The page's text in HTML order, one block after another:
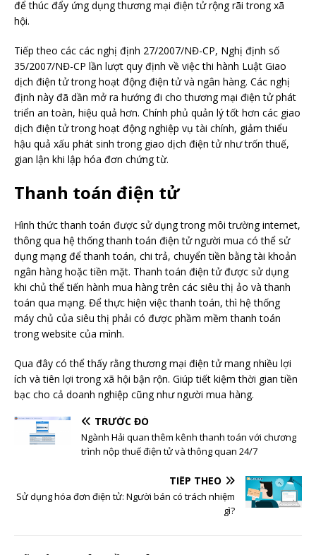
để thúc đẩy ứng dụng thương mại điện tử rộng rãi trong xã
hội.
Tiếp theo các các nghị định 27/2007/NĐ-CP, Nghị định số
35/2007/NĐ-CP lần lượt quy định về việc thi hành Luật Giao
dịch điện tử trong hoạt động điện tử và ngân hàng. Các nghị
định này đã dần mở ra hướng đi cho thương mại điện tử phát
triển an toàn, hiệu quả hơn. Chính phủ quản lý tốt hơn các giao
dịch điện tử trong hoạt động nghiệp vụ tài chính, giảm thiểu
hậu quả xấu phát sinh trong giao dịch điện tử như trốn thuế,
gian lận khi lập hóa đơn chứng từ.
Thanh toán điện tử
Hình thức thanh toán được sử dụng trong môi trường internet,
thông qua hệ thống thanh toán điện tử người mua có thể sử
dụng mạng để thanh toán, chi trả, chuyển tiền bằng tài khoản
ngân hàng hoặc tiền mặt. Thanh toán điện tử được sử dụng
khi chủ thể tiến hành mua hàng trên các siêu thị ảo và thanh
toán qua mạng. Để thực hiện việc thanh toán, thì hệ thống
máy chủ của siêu thị phải có được phầm mềm thanh toán
trong website của mình.
Qua đây có thể thấy rằng thương mại điện tử mang nhiều lợi
ích và tiên lợi trong xã hội bận rộn. Giúp tiết kiệm thời gian tiền
bạc cho cả doanh nghiệp cũng như người mua hàng.
TRƯỚC ĐÓ
Ngành Hải quan thêm kênh thanh toán với chương
trình nộp thuế điện tử và thông quan 24/7
TIẾP THEO
Sử dụng hóa đơn điện tử: Người bán có trách nhiệm
gì?